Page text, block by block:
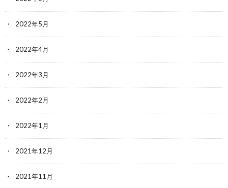
2022年5月
2022年4月
2022年3月
2022年2月
2022年1月
2021年12月
2021年11月